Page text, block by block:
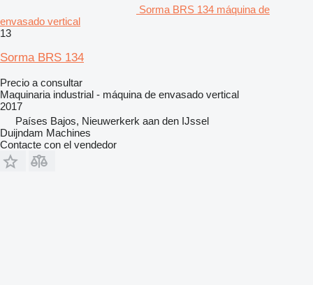
Sorma BRS 134 máquina de
envasado vertical
13
Sorma BRS 134
Precio a consultar
Maquinaria industrial - máquina de envasado vertical
2017
Países Bajos, Nieuwerkerk aan den IJssel
Duijndam Machines
Contacte con el vendedor